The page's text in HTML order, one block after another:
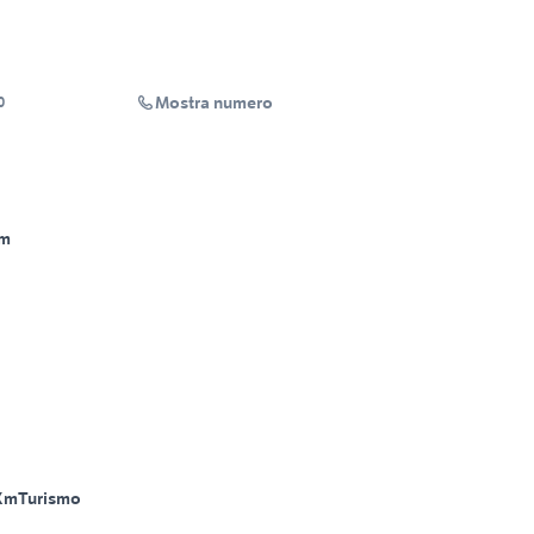
Mostra numero
Turismo